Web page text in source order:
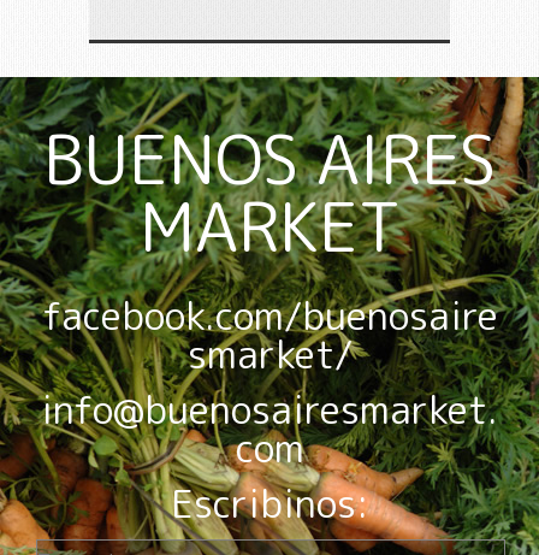
BUENOS AIRES
MARKET
facebook.com/buenosaire
smarket/
info@buenosairesmarket.
com
Escribinos: